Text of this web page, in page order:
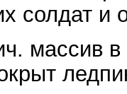
солдат и
массив в